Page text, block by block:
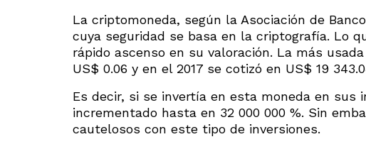
La criptomoneda, según la Asociación de
cuya seguridad se basa en la criptografía. Lo
rápido ascenso en su valoración. La más
US$ 0.06 y en el 2017 se cotizó en US$ 19
Es decir, si se invertía en esta moneda en sus
incrementado hasta en 32 000 000 %. Sin
cautelosos con este tipo de inversiones.